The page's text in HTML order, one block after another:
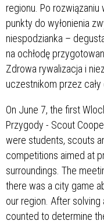
regionu. Po
punkty do wyłonienia
niespodzianka –
na ochłodę
Zdrowa rywalizacja i
uczestnikom przez cały
On June 7, the first
Przygody - Scout
were students, scouts
competitions aimed at
surroundings. The
there was a city game
our region. After
counted to determine